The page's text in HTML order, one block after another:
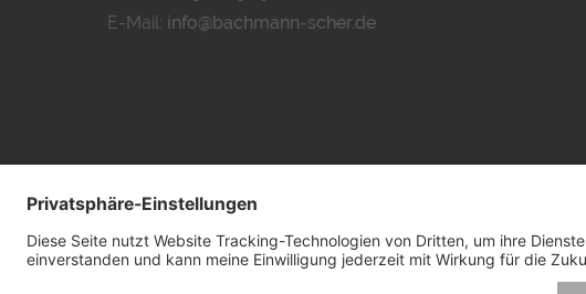
E-Mail: info@bachmann-scher.de
© 2026 by